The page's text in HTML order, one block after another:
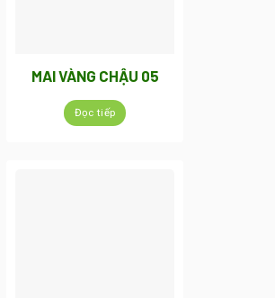
MAI VÀNG CHẬU 05
Đọc tiếp